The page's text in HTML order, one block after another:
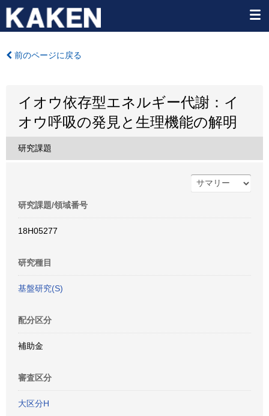
前のページに戻る
イオウ依存型エネルギー代謝：イ
オウ呼吸の発見と生理機能の解明
研究課題
研究課題/領域番号
18H05277
研究種目
基盤研究(S)
配分区分
補助金
審査区分
大区分H